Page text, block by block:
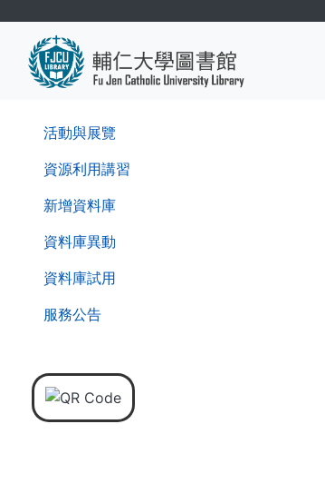
活動與展覽
資源利用講習
新增資料庫
資料庫異動
資料庫試用
服務公告